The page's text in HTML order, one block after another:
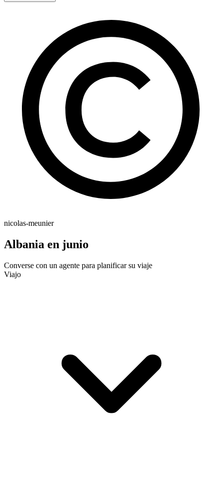
nicolas-meunier
Albania en junio
Converse con un agente para planificar su viaje
Viajo